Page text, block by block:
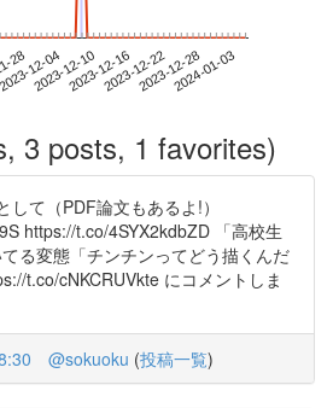
2812-04
2023-12-102023-12-162023-12-222023-12-282024-01-03
3 posts, 1 favorites)
て（PDF論文もあるよ!）
https://t.co/4SYX2kdbZD 「高校生
る変態「チンチンってどう描くんだ
t.co/cNKCRUVkte にコメントしま
@sokuoku (投稿一覧)